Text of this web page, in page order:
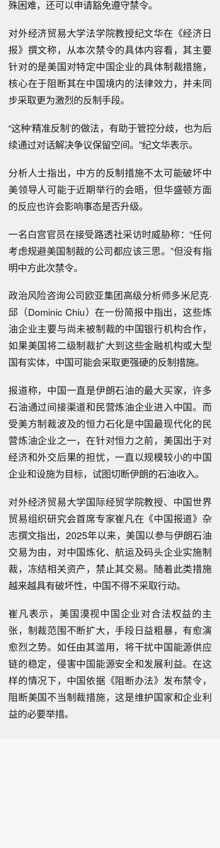
殊困难，还可以申请豁免遵守禁令。
对外经济贸易大学法学院教授纪文华在《经济日
报》撰文称，从本次禁令的具体内容看，其主要
针对的是美国对特定中国企业的具体制裁措施，
核心在于阻断其在中国境内的法律效力，并未同
步采取更为激烈的反制手段。
“这种‘精准反制’的做法，有助于管控分歧，也为后
续通过对话解决争议保留空间。”纪文华表示。
分析人士指出，中方的反制措施不太可能破坏中
美领导人可能于近期举行的会晤，但华盛顿方面
的反应也许会影响事态是否升级。
一名白宫官员在接受路透社采访时威胁称：“任何
考虑规避美国制裁的公司都应该三思。”但没有指
明中方此次禁令。
政治风险咨询公司欧亚集团高级分析师多米尼克·
邱（Dominic Chiu）在一份简报中指出，这些炼
油企业主要与尚未被制裁的中国银行机构合作，
如果美国将二级制裁扩大到这些金融机构或大型
国有实体，中国可能会采取更强硬的反制措施。
报道称，中国一直是伊朗石油的最大买家，许多
石油通过间接渠道和民营炼油企业进入中国。而
受美方制裁波及的恒力石化是中国最现代化的民
营炼油企业之一，在针对恒力之前，美国出于对
经济和外交后果的担忧，一直以规模较小的中国
企业和设施为目标，试图切断伊朗的石油收入。
对外经济贸易大学国际经贸学院教授、中国世界
贸易组织研究会首席专家崔凡在《中国报道》杂
志撰文指出，2025年以来，美国以参与伊朗石油
交易为由，对中国炼化、航运及码头企业实施制
裁，冻结相关资产，禁止其交易。随着此类措施
越来越具有破坏性，中国不得不采取行动。
崔凡表示，美国漠视中国企业对合法权益的主
张，制裁范围不断扩大，手段日益粗暴，有愈演
愈烈之势。如任由其滥用，将干扰中国能源供应
链的稳定，侵害中国能源安全和发展利益。在这
样的情况下，中国依据《阻断办法》发布禁令，
阻断美国不当制裁措施，这是维护国家和企业利
益的必要举措。